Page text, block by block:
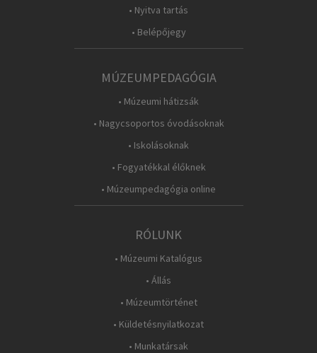
• Nyitva tartás
• Belépőjegy
MÚZEUMPEDAGÓGIA
• Múzeumi hátizsák
• Nagycsoportos óvodásoknak
• Iskolásoknak
• Fogyatékkal élőknek
• Múzeumpedagógia online
RÓLUNK
• Múzeumi Katalógus
• Állás
• Múzeumtörténet
• Küldetésnyilatkozat
• Munkatársak